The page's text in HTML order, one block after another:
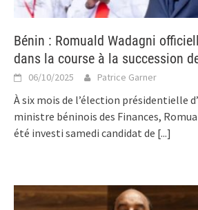
Bénin : Romuald Wadagni
dans la course à la succession
06/10/2025 Patrice Garner
À six mois de l’élection présidentielle
ministre béninois des Finances,
été investi samedi candidat de [...]